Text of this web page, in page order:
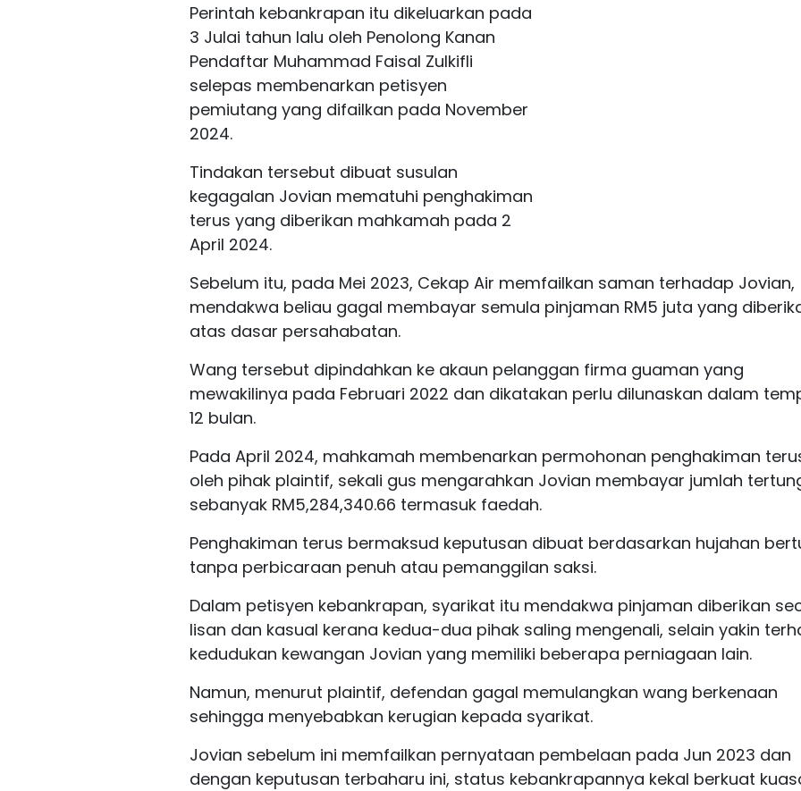
Perintah kebankrapan itu dikeluarkan pada
3 Julai tahun lalu oleh Penolong Kanan
Pendaftar Muhammad Faisal Zulkifli
selepas membenarkan petisyen
pemiutang yang difailkan pada November
2024.
Tindakan tersebut dibuat susulan
kegagalan Jovian mematuhi penghakiman
terus yang diberikan mahkamah pada 2
April 2024.
Sebelum itu, pada Mei 2023, Cekap Air memfailkan saman terhadap Jovian,
mendakwa beliau gagal membayar semula pinjaman RM5 juta yang
atas dasar persahabatan.
Wang tersebut dipindahkan ke akaun pelanggan firma guaman yang
mewakilinya pada Februari 2022 dan dikatakan perlu dilunaskan dalam
12 bulan.
Pada April 2024, mahkamah membenarkan permohonan penghakiman
oleh pihak plaintif, sekali gus mengarahkan Jovian membayar jumlah
sebanyak RM5,284,340.66 termasuk faedah.
Penghakiman terus bermaksud keputusan dibuat berdasarkan hujahan
tanpa perbicaraan penuh atau pemanggilan saksi.
Dalam petisyen kebankrapan, syarikat itu mendakwa pinjaman diberikan
lisan dan kasual kerana kedua-dua pihak saling mengenali, selain yakin
kedudukan kewangan Jovian yang memiliki beberapa perniagaan lain.
Namun, menurut plaintif, defendan gagal memulangkan wang berkenaan
sehingga menyebabkan kerugian kepada syarikat.
Jovian sebelum ini memfailkan pernyataan pembelaan pada Jun 2023 dan
dengan keputusan terbaharu ini, status kebankrapannya kekal berkuat